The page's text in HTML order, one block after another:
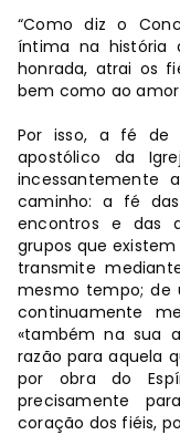
“Como diz o
íntima na história
honrada, atrai os
bem como ao amor
Por isso, a fé de
apostólico da
incessantemente
caminho: a fé
encontros e das
grupos que
transmite
mesmo tempo; de
continuamente
«também na sua
razão para aquela
por obra do
precisamente
coração dos fiéis,